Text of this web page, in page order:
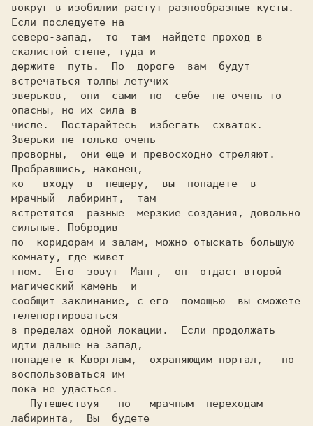
вокруг в изобилии растут разнообразные кусты.
Если последуете на
северо-запад,  то  там  найдете проход в
скалистой стене, туда и
держите  путь.  По  дороге  вам  будут
встречаться толпы летучих
зверьков,  они  сами  по  себе  не очень-то
опасны, но их сила в
числе.  Постарайтесь  избегать  схваток.
Зверьки не только очень
проворны,  они еще и превосходно стреляют.
Пробравшись, наконец,
ко   входу  в  пещеру,  вы  попадете  в
мрачный  лабиринт,  там
встретятся  разные  мерзкие создания, довольно
сильные. Побродив
по  коридорам и залам, можно отыскать большую
комнату, где живет
гном.  Его  зовут
  Манг
,  он  отдаст второй
магический камень
  и
сообщит заклинание, с его  помощью  вы сможете
телепортироваться
в пределах одной локации.  Если продолжать
идти дальше на запад,
попадете к Кворглам,
  охраняющим
портал ,   но
воспользоваться им
пока не удасться.
лабиринта,  Вы  будете